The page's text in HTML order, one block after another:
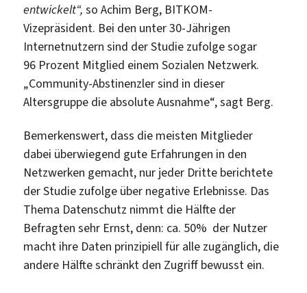
entwickelt“, so Achim Berg, BITKOM-
Vizepräsident. Bei den unter 30-Jährigen
Internetnutzern sind der Studie zufolge sogar
96 Prozent Mitglied einem Sozialen Netzwerk.
„Community-Abstinenzler sind in dieser
Altersgruppe die absolute Ausnahme“, sagt Berg.
Bemerkenswert, dass die meisten Mitglieder
dabei überwiegend gute Erfahrungen in den
Netzwerken gemacht, nur jeder Dritte berichtete
der Studie zufolge über negative Erlebnisse. Das
Thema Datenschutz nimmt die Hälfte der
Befragten sehr Ernst, denn: ca. 50% der Nutzer
macht ihre Daten prinzipiell für alle zugänglich, die
andere Hälfte schränkt den Zugriff bewusst ein.